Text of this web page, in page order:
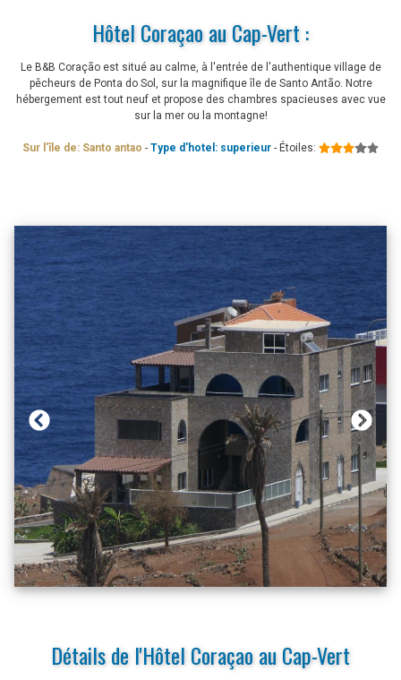
Hôtel Coraçao au Cap-Vert :
Le B&B Coração est situé au calme, à l'entrée de l'authentique village de
pêcheurs de Ponta do Sol, sur la magnifique île de Santo Antão. Notre
hébergement est tout neuf et propose des chambres spacieuses avec vue
sur la mer ou la montagne!
Sur l'île de: Santo antao - Type d'hotel: superieur- Étoiles:
Détails de l'Hôtel Coraçao au Cap-Vert